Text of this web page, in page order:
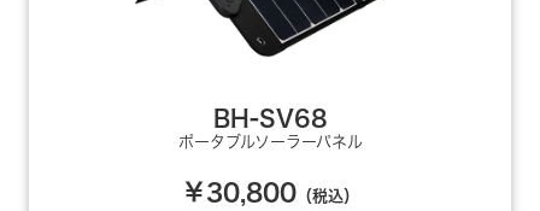
BH-SV68
ポータブルソーラーパネル
￥30,800（税込）